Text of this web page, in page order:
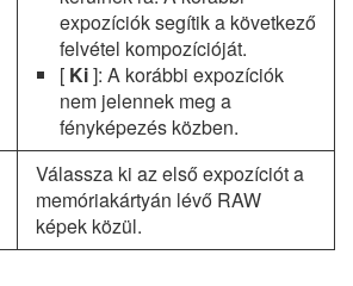
expozíciók segítik a következő
felvétel kompozícióját.
[ Ki]: A korábbi expozíciók
nem jelennek meg a
fényképezés közben.
Válassza ki az első expozíciót a
memóriakártyán lévő RAW
képek közül.